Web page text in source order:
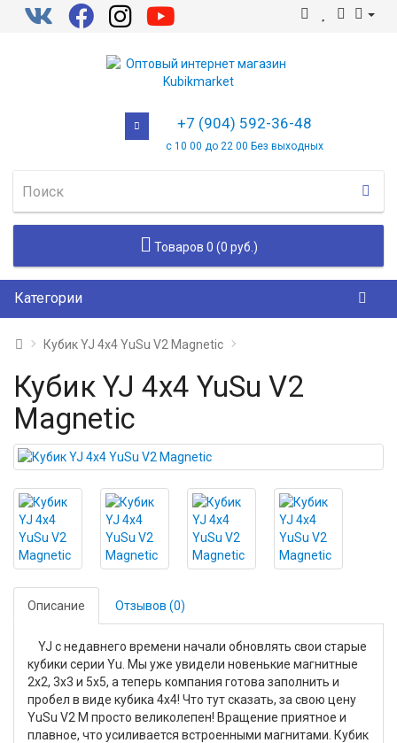
+7 (904) 592-36-48
с 10 00 до 22 00 Без выходных
Товаров 0 (0 руб.)
Категории
Кубик YJ 4x4 YuSu V2 Magnetic
Кубик YJ 4x4 YuSu V2
Magnetic
Описание Отзывов (0)
YJ с недавнего времени начали обновлять свои старые
кубики серии Yu. Мы уже увидели новенькие магнитные
2х2, 3х3 и 5х5, а теперь компания готова заполнить и
пробел в виде кубика 4х4! Что тут сказать, за свою цену
YuSu V2 M просто великолепен! Вращение приятное и
плавное, что усиливается встроенными магнитами. Кубик